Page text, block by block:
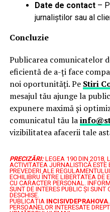
Date de contact–
jurnaliștilor sau al
Concluzie
Publicarea comunicatelor
eficientă de a-ți face
noi oportunități. Pe Stiri
mesajul tău ajunge la
expunere maximă și
comunicatul tău la
vizibilitatea afacerii tale
PRECIZĂRI: LEGEA 190 DIN 2018,
ACTIVITATEA JURNALISTICĂ ESTE
PREVEDERI ALE
ECHILIBRU ÎNTRE LIBERTATEA DE
CU CARACTER PERSONAL.
SUNT DE INTERES PUBLIC ȘI SUNT
DESCHISE.
PUBLICAȚIA
PERSOANELOR INTERESATE